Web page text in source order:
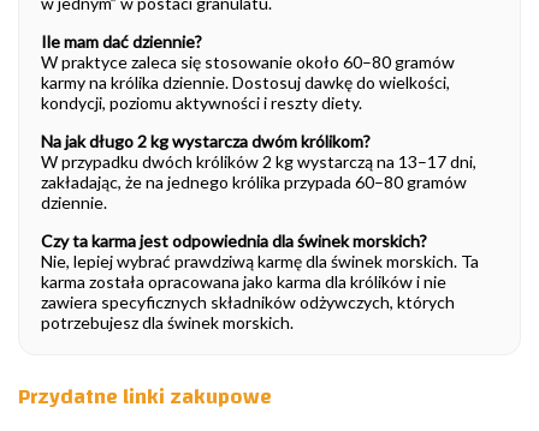
Ile mam dać dziennie?
W praktyce zaleca się stosowanie około 60–80 gramów
karmy na królika dziennie. Dostosuj dawkę do wielkości,
kondycji, poziomu aktywności i reszty diety.
Na jak długo 2 kg wystarcza dwóm królikom?
W przypadku dwóch królików 2 kg wystarczą na 13–17 dni,
zakładając, że na jednego królika przypada 60–80 gramów
dziennie.
Czy ta karma jest odpowiednia dla świnek morskich?
Nie, lepiej wybrać prawdziwą karmę dla świnek morskich. Ta
karma została opracowana jako karma dla królików i nie
zawiera specyficznych składników odżywczych, których
potrzebujesz dla świnek morskich.
Przydatne linki zakupowe